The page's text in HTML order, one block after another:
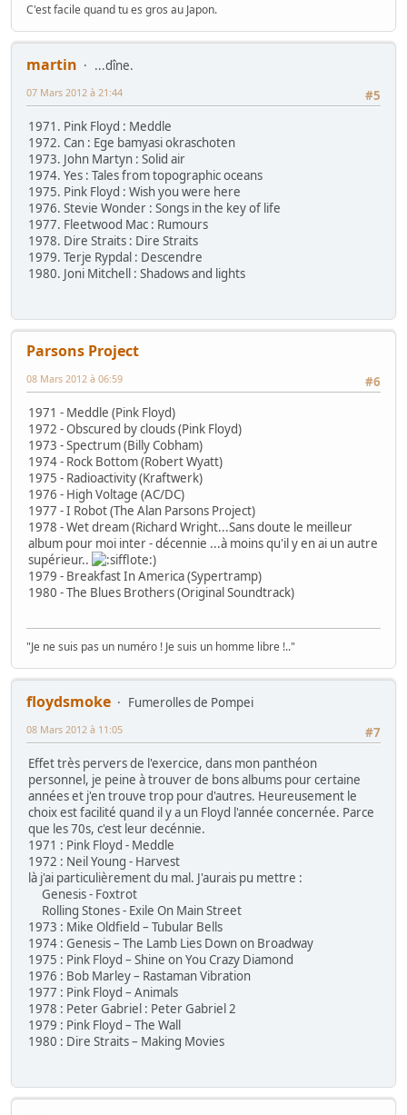
C'est facile quand tu es gros au Japon.
martin
...dîne.
#5
07 Mars 2012 à 21:44
1971. Pink Floyd : Meddle
1972. Can : Ege bamyasi okraschoten
1973. John Martyn : Solid air
1974. Yes : Tales from topographic oceans
1975. Pink Floyd : Wish you were here
1976. Stevie Wonder : Songs in the key of life
1977. Fleetwood Mac : Rumours
1978. Dire Straits : Dire Straits
1979. Terje Rypdal : Descendre
1980. Joni Mitchell : Shadows and lights
Parsons Project
#6
08 Mars 2012 à 06:59
1971 - Meddle (Pink Floyd)
1972 - Obscured by clouds (Pink Floyd)
1973 - Spectrum (Billy Cobham)
1974 - Rock Bottom (Robert Wyatt)
1975 - Radioactivity (Kraftwerk)
1976 - High Voltage (AC/DC)
1977 - I Robot (The Alan Parsons Project)
1978 - Wet dream (Richard Wright...Sans doute le meilleur
album pour moi inter - décennie ...à moins qu'il y en ai un autre
supérieur..
)
1979 - Breakfast In America (Sypertramp)
1980 - The Blues Brothers (Original Soundtrack)
"Je ne suis pas un numéro ! Je suis un homme libre !.."
floydsmoke
Fumerolles de Pompei
#7
08 Mars 2012 à 11:05
Effet très pervers de l'exercice, dans mon panthéon
personnel, je peine à trouver de bons albums pour certaine
années et j'en trouve trop pour d'autres. Heureusement le
choix est facilité quand il y a un Floyd l'année concernée. Parce
que les 70s, c'est leur decénnie.
1971 : Pink Floyd - Meddle
1972 : Neil Young - Harvest
là j'ai particulièrement du mal. J'aurais pu mettre :
Genesis - Foxtrot
Rolling Stones - Exile On Main Street
1973 : Mike Oldfield – Tubular Bells
1974 : Genesis – The Lamb Lies Down on Broadway
1975 : Pink Floyd – Shine on You Crazy Diamond
1976 : Bob Marley – Rastaman Vibration
1977 : Pink Floyd – Animals
1978 : Peter Gabriel : Peter Gabriel 2
1979 : Pink Floyd – The Wall
1980 : Dire Straits – Making Movies